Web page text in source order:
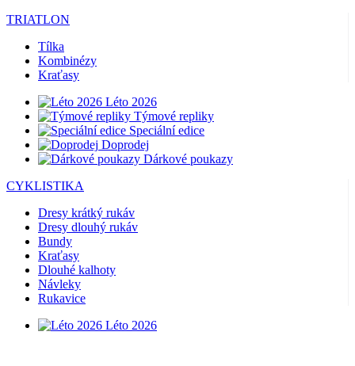
TRIATLON
Tílka
Kombinézy
Kraťasy
Léto 2026
Týmové repliky
Speciální edice
Doprodej
Dárkové poukazy
CYKLISTIKA
Dresy krátký rukáv
Dresy dlouhý rukáv
Bundy
Kraťasy
Dlouhé kalhoty
Návleky
Rukavice
Léto 2026